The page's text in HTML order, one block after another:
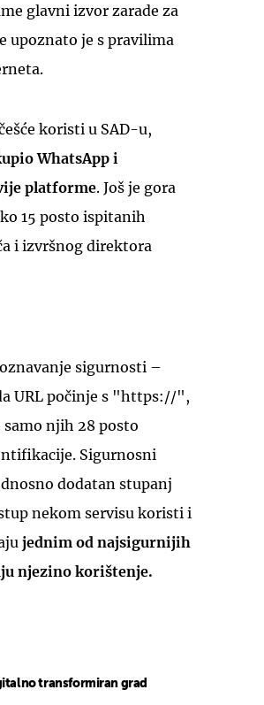
glavni izvor zarade za
upoznato je s pravilima
koristi u SAD-u,
WhatsApp i
platforme. Još je gora
15 posto ispitanih
i izvršnog direktora
sigurnosti –
URL počinje s "https://",
njih 28 posto
Sigurnosni
dodatan stupanj
nekom servisu koristi i
jednim od najsigurnijih
njezino korištenje.
transformiran grad